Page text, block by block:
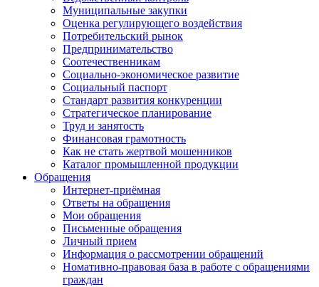
Муниципальные закупки
Оценка регулирующего воздействия
Потребительский рынок
Предпринимательство
Соотечественникам
Социально-экономическое развитие
Социальный паспорт
Стандарт развития конкуренции
Стратегическое планирование
Труд и занятость
Финансовая грамотность
Как не стать жертвой мошенников
Каталог промышленной продукции
Обращения
Интернет-приёмная
Ответы на обращения
Мои обращения
Письменные обращения
Личный прием
Информация о рассмотрении обращений
Номативно-правовая база в работе с обращениями
граждан